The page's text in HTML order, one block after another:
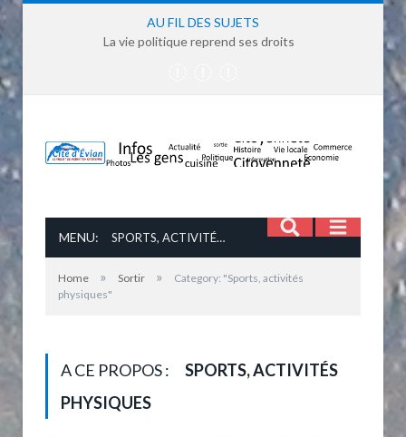
AU FIL DES SUJETS
La vie politique reprend ses droits
MENU: SPORTS, ACTIVITÉS PHYSIQUES
Home » Sortir »
Category: "Sports, activités
physiques"
A CE PROPOS :
SPORTS, ACTIVITÉS
PHYSIQUES